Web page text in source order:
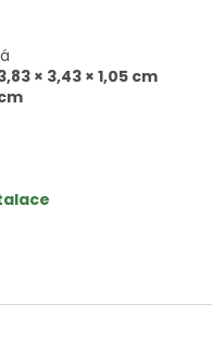
× 3,43 × 1,05 cm